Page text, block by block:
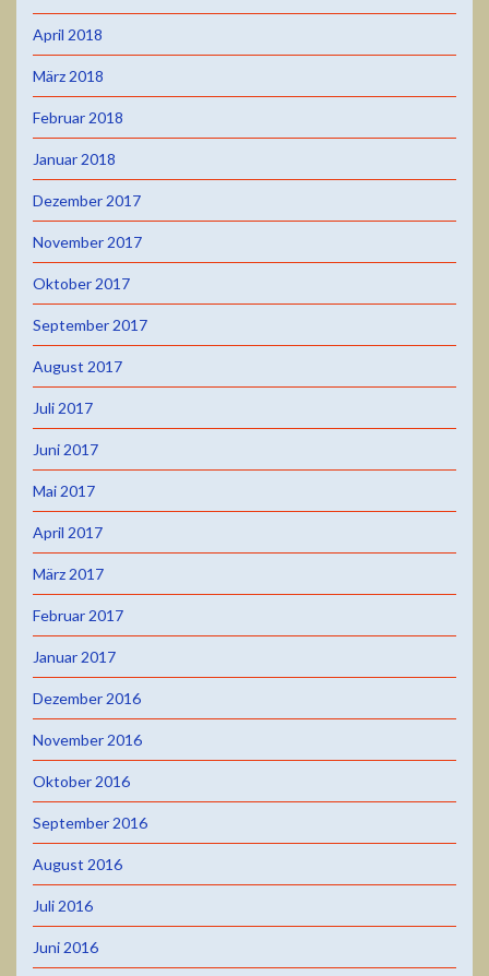
April 2018
März 2018
Februar 2018
Januar 2018
Dezember 2017
November 2017
Oktober 2017
September 2017
August 2017
Juli 2017
Juni 2017
Mai 2017
April 2017
März 2017
Februar 2017
Januar 2017
Dezember 2016
November 2016
Oktober 2016
September 2016
August 2016
Juli 2016
Juni 2016